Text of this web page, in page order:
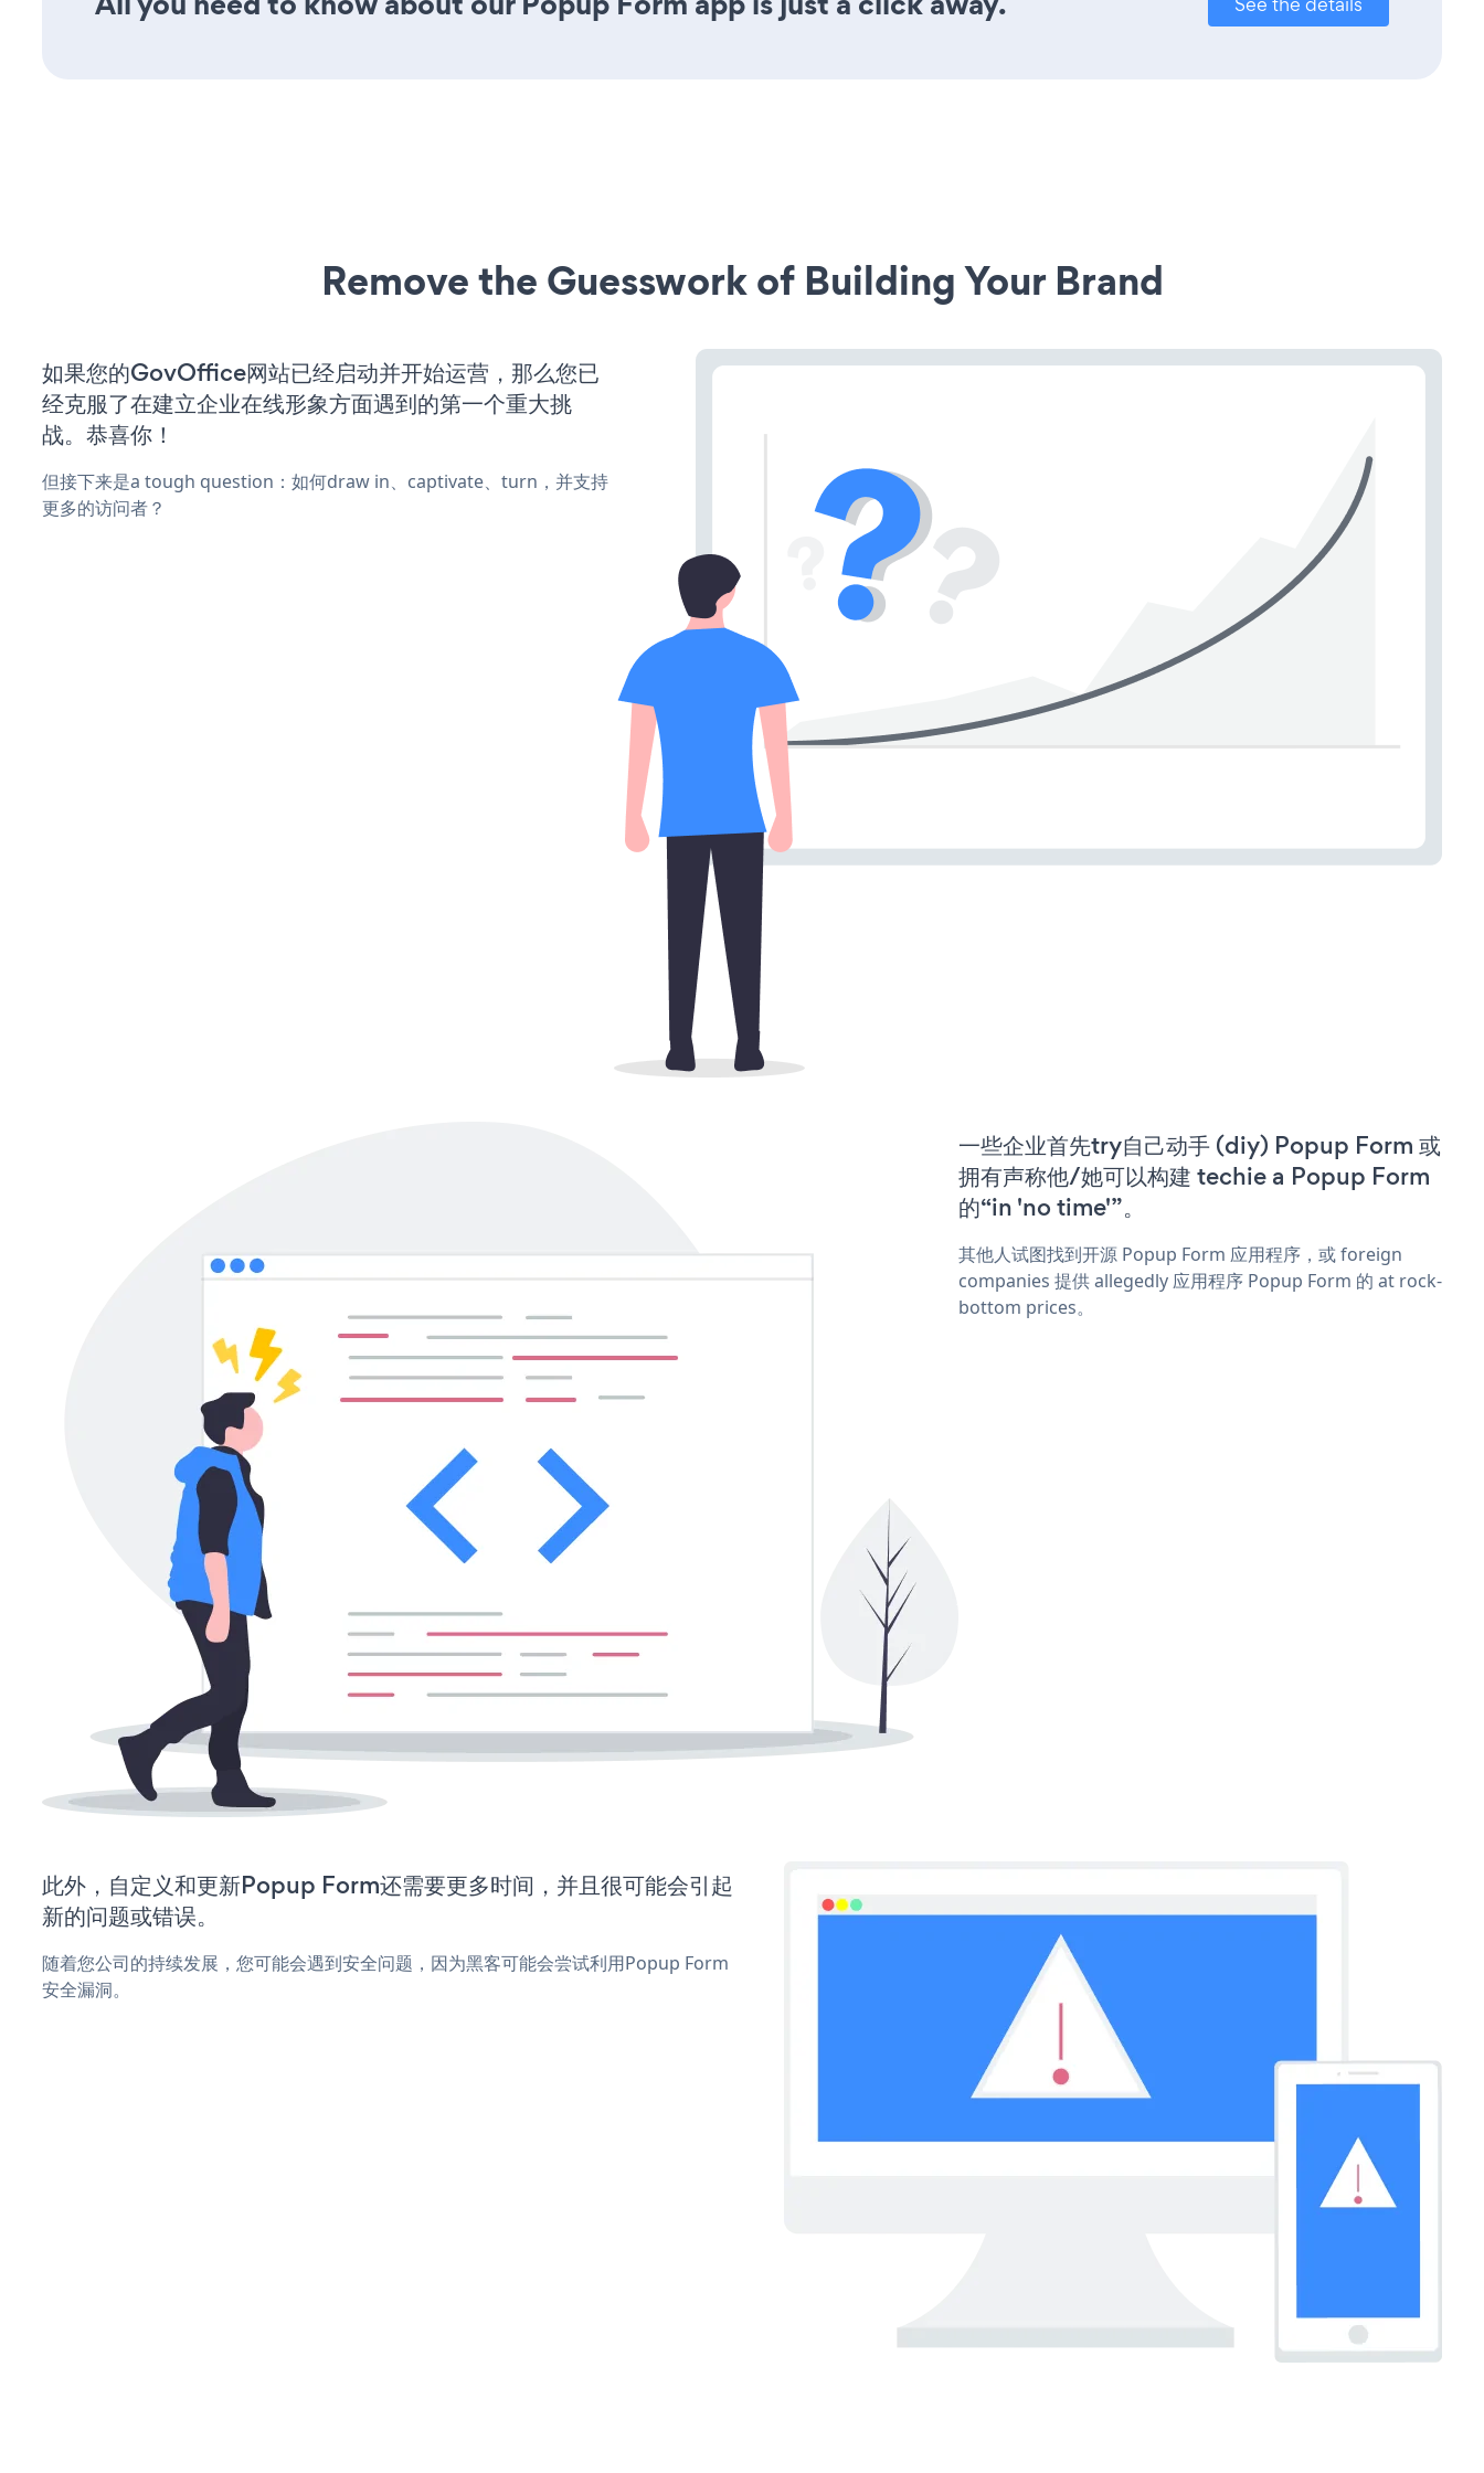
Remove the Guesswork of Building Your Brand
如果您的GovOffice网站已经启动并开始运营，那么您已
经克服了在建立企业在线形象方面遇到的第一个重大挑
战。恭喜你！
但接下来是a tough question：如何draw in、captivate、turn，并支持
更多的访问者？
一些企业首先try自己动手 (diy) Popup Form 或
拥有声称他/她可以构建 techie a Popup Form
的“in 'no time'”。
其他人试图找到开源 Popup Form 应用程序，或 foreign
companies 提供 allegedly 应用程序 Popup Form 的 at rock-
bottom prices。
此外，自定义和更新Popup Form还需要更多时间，并且很可能会引起
新的问题或错误。
随着您公司的持续发展，您可能会遇到安全问题，因为黑客可能会尝试利用Popup Form
安全漏洞。